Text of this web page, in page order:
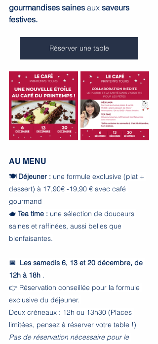
gourmandises saines aux saveurs
festives.
Réserver une table
AU MENU
🍽️ Déjeuner : une formule exclusive (plat +
dessert) à 17,90€ -19,90 € avec café
gourmand
🫖 Tea time : une sélection de douceurs
saines et raffinées, aussi belles que
bienfaisantes.
📅 Les samedis 6, 13 et 20 décembre, de
12h à 18h .
👉 Réservation conseillée pour la formule
exclusive du déjeuner.
Deux créneaux : 12h ou 13h30 (Places
limitées, pensez à réserver votre table !)
Pas de réservation nécessaire pour le